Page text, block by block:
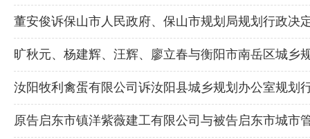
董安俊诉保山市人民政府、保山市规划局规划行政决
旷秋元、杨建辉、汪辉、廖立春与衡阳市南岳区城乡
汝阳牧利禽蛋有限公司诉汝阳县城乡规划办公室规划
原告启东市镇洋紫薇建工有限公司与被告启东市城市